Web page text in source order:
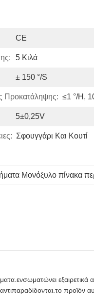
CE
5 Κιλά
± 150 °/s
Προκατάληψης: ≤1 °/h,
5±0,25V
Σφουγγάρι Και Κουτί
Μονόξυλο πίνακα
εξαιρετικά
προϊόν